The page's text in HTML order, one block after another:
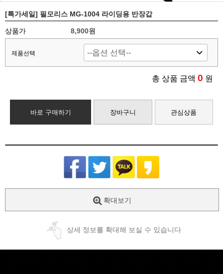
[특가세일] 필모리스 MG-1004 라이딩용 반장갑
상품가 8,900원
제품선택
총 상품 금액 0 원
바로 구매하기 장바구니 관심상품
확대보기
상세 정보를 확대해 보실 수 있습니다